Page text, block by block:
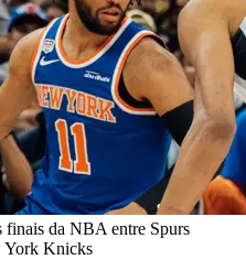
finais da NBA entre Spurs
York Knicks